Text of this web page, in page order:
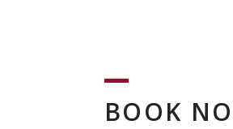
BOOK